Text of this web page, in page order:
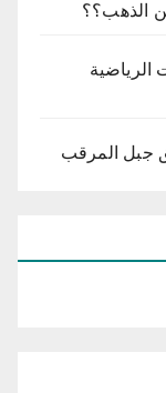
الذهب؟؟
الرياضية
جبل المرقب